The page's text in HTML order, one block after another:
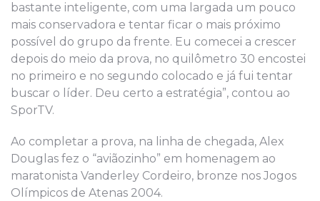
bastante inteligente, com uma largada um pouco
mais conservadora e tentar ficar o mais próximo
possível do grupo da frente. Eu comecei a crescer
depois do meio da prova, no quilômetro 30 encostei
no primeiro e no segundo colocado e já fui tentar
buscar o líder. Deu certo a estratégia”, contou ao
SporTV.
Ao completar a prova, na linha de chegada, Alex
Douglas fez o “aviãozinho” em homenagem ao
maratonista Vanderley Cordeiro, bronze nos Jogos
Olímpicos de Atenas 2004.